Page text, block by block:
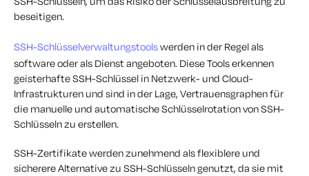
beseitigen.
SSH-Schlüsselverwaltungstoolswerden in der Regel als
software oder als Dienst angeboten. Diese Tools erkennen
geisterhafte SSH-Schlüssel in Netzwerk- und Cloud-
Infrastrukturen und sind in der Lage, Vertrauensgraphen für
die manuelle und automatische Schlüsselrotation von SSH-
Schlüsseln zu erstellen.
SSH-Zertifikate werden zunehmend als flexiblere und
sicherere Alternative zu SSH-Schlüsseln genutzt, da sie mit